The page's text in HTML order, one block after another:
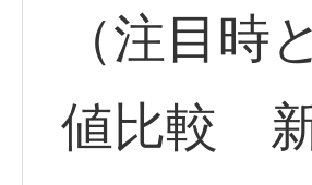
（注目
値比較